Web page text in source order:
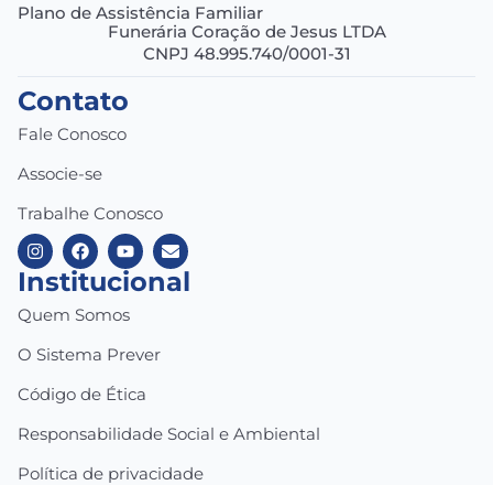
Plano de Assistência Familiar
Funerária Coração de Jesus LTDA
CNPJ 48.995.740/0001-31
Contato
Fale Conosco
Associe-se
Trabalhe Conosco
Institucional
Quem Somos
O Sistema Prever
Código de Ética
Responsabilidade Social e Ambiental
Política de privacidade